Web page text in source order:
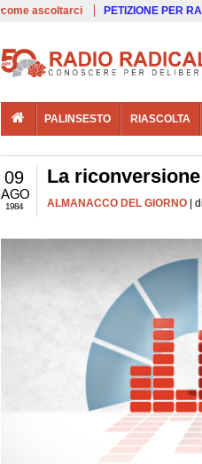
come ascoltarci PETIZIONE PER
PALINSESTO RIASCOLTA
09
AGO
1984
La
ALMANACCO DEL GIORNO |